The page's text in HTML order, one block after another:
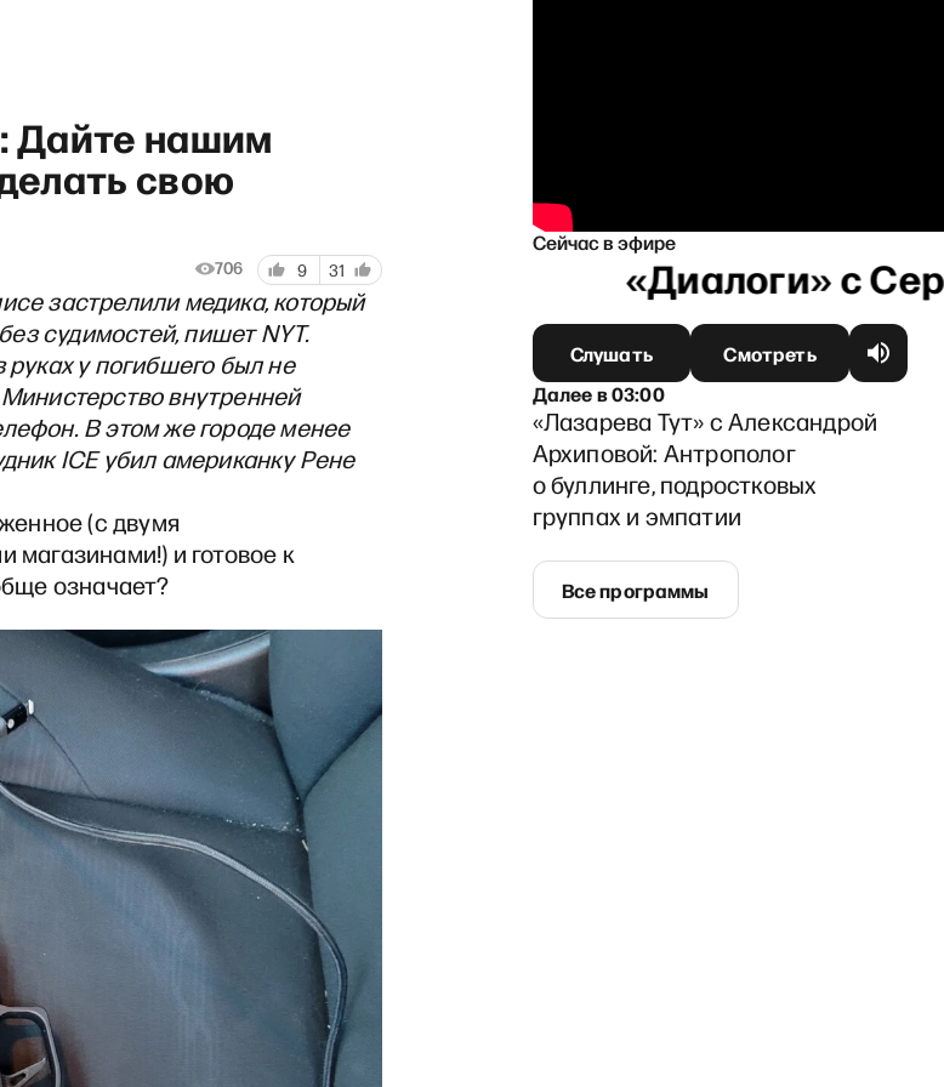
Дайте нашим
свою
706 9 31
застрелили медика, который
судимостей, пишет NYT.
у погибшего был не
внутренней
В этом же городе менее
ICE убил американку Рене
(с двумя
и готовое к
означает?
Сейчас в эфире
Асланяном
Слушать
Смотреть
Далеев03:00
«Лазарева Тут» с Александрой
Архиповой: Антрополог
о буллинге, подростковых
группах и эмпатии
Все программы